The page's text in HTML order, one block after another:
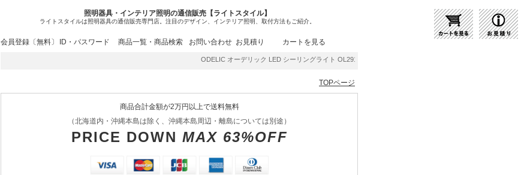
照明器具・インテリア照明の通信販売【ライトスタイル】
ライトスタイルは照明器具の通信販売専門店。注目のデザイン、インテリア照明、取付方法もご紹介。
会員登録〔無料〕 ID・パスワード 商品一覧・商品検索 お問い合わせ お見積り カートを見る
ODELIC オーデリック LED シーリングライト OL291783BR | 商品紹介 | 照明器具の通販・インテリア照明の通
TOPページ
商品合計金額が2万円以上で送料無料
（北海道内・沖縄本島は除く、沖縄本島周辺・離島については別途）
PRICE DOWN MAX 63%OFF